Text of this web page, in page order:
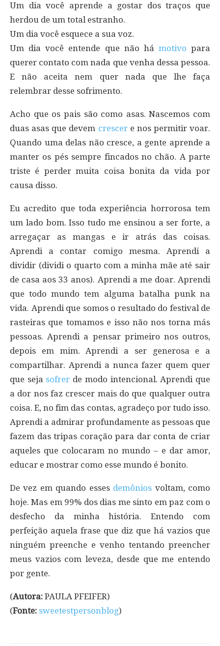
Um dia você aprende a gostar dos traços que
herdou de um total estranho.
Um dia você esquece a sua voz.
Um dia você entende que não há motivo para
querer contato com nada que venha dessa pessoa.
E não aceita nem quer nada que lhe faça
relembrar desse sofrimento.
Acho que os pais são como asas. Nascemos com
duas asas que devem crescere nos permitir voar.
Quando uma delas não cresce, a gente aprende a
manter os pés sempre fincados no chão. A parte
triste é perder muita coisa bonita da vida por
causa disso.
Eu acredito que toda experiência horrorosa tem
um lado bom. Isso tudo me ensinou a ser forte, a
arregaçar as mangas e ir atrás das coisas.
Aprendi a contar comigo mesma. Aprendi a
dividir (dividi o quarto com a minha mãe até sair
de casa aos 33 anos). Aprendi a me doar. Aprendi
que todo mundo tem alguma batalha punk na
vida. Aprendi que somos o resultado do festival de
rasteiras que tomamos e isso não nos torna más
pessoas. Aprendi a pensar primeiro nos outros,
depois em mim. Aprendi a ser generosa e a
compartilhar. Aprendi a nunca fazer quem quer
que seja sofrer de modo intencional. Aprendi que
a dor nos faz crescer mais do que qualquer outra
coisa. E, no fim das contas, agradeço por tudo isso.
Aprendi a admirar profundamente as pessoas que
fazem das tripas coração para dar conta de criar
aqueles que colocaram no mundo – e dar amor,
educar e mostrar como esse mundo é bonito.
De vez em quando esses demônios voltam, como
hoje. Mas em 99% dos dias me sinto em paz com o
desfecho da minha história. Entendo com
perfeição aquela frase que diz que há vazios que
ninguém preenche e venho tentando preencher
meus vazios com leveza, desde que me entendo
por gente.
(Autora: PAULA PFEIFER)
(Fonte: sweetestpersonblog)